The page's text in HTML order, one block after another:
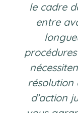
le cadre
entre
résolution
d’action